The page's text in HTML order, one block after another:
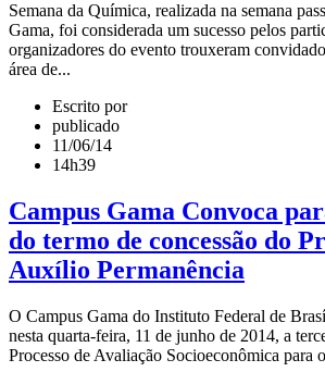
Semana da Química, realizada na semana
Gama, foi considerada um sucesso pelos
organizadores do evento trouxeram
área de...
Escrito por
publicado
11/06/14
14h39
Campus Gama Convoca
do termo de concessão do
Auxílio Permanência
O Campus Gama do Instituto Federal de
nesta quarta-feira, 11 de junho de 2014, a
Processo de Avaliação Socioeconômica para